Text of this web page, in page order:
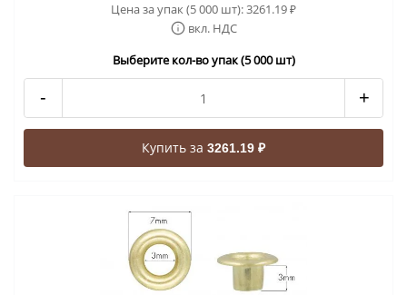
Цена за упак (5 000 шт):3261.19₽
вкл. НДС
Выберите кол-во упак (5 000 шт)
- +
Купить за 3261.19 ₽